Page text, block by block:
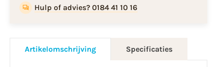
Hulp of advies? 0184 41 10 16
Artikelomschrijving Specificaties